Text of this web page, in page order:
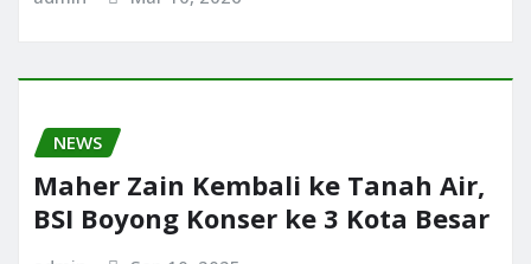
NEWS
Maher Zain Kembali ke Tanah Air,
BSI Boyong Konser ke 3 Kota Besar